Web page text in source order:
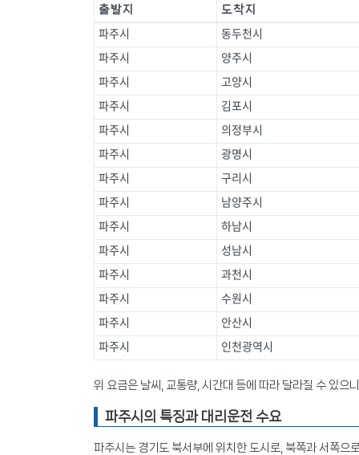
출발지 도착지
파주시 동두천시
파주시 양주시
파주시 고양시
파주시 김포시
파주시 의정부시
파주시 광명시
파주시 구리시
파주시 남양주시
파주시 하남시
파주시 성남시
파주시 과천시
파주시 수원시
파주시 안산시
파주시 인천광역시
위 요금은 날씨, 교통량, 시간대 등에 따라 달라질 수 있으
파주시의 특징과 대리운전 수요
파주시는 경기도 북서부에 위치한 도시로, 북쪽과 서쪽으